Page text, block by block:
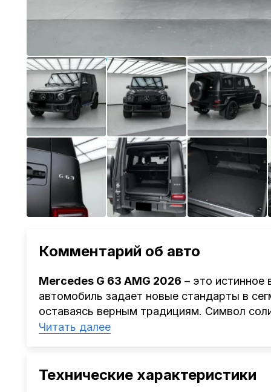
Комментарий об авто
Mercedes G 63 AMG 2026 – это
автомобиль задает новые стандарты в
оставаясь верным традициям. Символ
городские магистрали, так и бездорожье.
полным приводоми автоматической
динамику разгона и уверенное
Читать далее
Технические характеристики